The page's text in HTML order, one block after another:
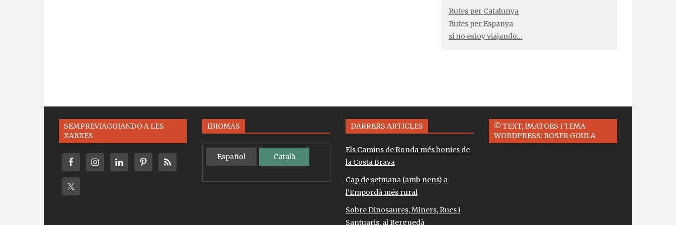
Rutes per Catalunya
Rutes per Espanya
si no estoy viajando…
SEMPREVIAGGIANDO A LES
XARXES
IDIOMAS
Español Català
DARRERS ARTICLES
Els Camins de Ronda més bonics de
la Costa Brava
Cap de setmana (amb nens) a
l’Empordà més rural
Sobre Dinosaures, Miners, Rucs i
Santuaris, al Berguedà
© TEXT, IMATGES I TEMA
WORDPRESS: ROSER GOULA